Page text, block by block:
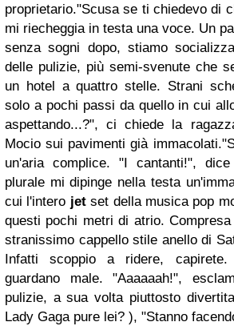
proprietario."Scusa se ti chiedevo di
mi riecheggia in testa una voce. Un
senza sogni dopo, stiamo
delle pulizie, più semi-svenute che
un hotel a quattro stelle. Strani
solo a pochi passi da quello in cui
aspettando...?", ci chiede la
Mocio sui pavimenti già immacolati.
un'aria complice. "I cantanti!",
plurale mi dipinge nella testa
cui l'intero jetset della musica pop
questi pochi metri di atrio. Compresa
stranissimo cappello stile anello di
Infatti scoppio a ridere,
guardano male. "Aaaaaah!",
pulizie, a sua volta piuttosto
Lady Gaga pure lei? ), "Stanno